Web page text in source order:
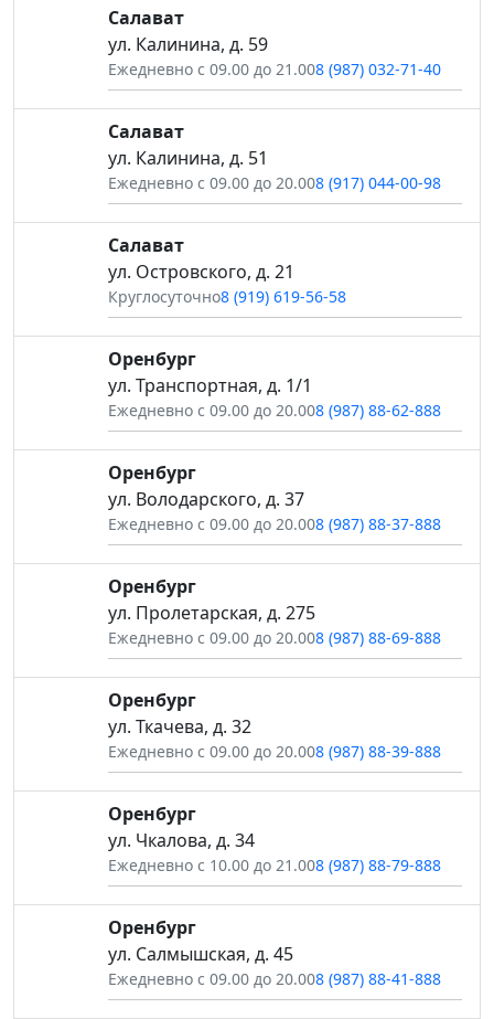
Салават
ул. Калинина, д. 59
Ежедневно с 09.00 до 21.008 (987) 032-71-40
Салават
ул. Калинина, д. 51
Ежедневно с 09.00 до 20.008 (917) 044-00-98
Салават
ул. Островского, д. 21
Круглосуточно8 (919) 619-56-58
Оренбург
ул. Транспортная, д. 1/1
Ежедневно с 09.00 до 20.008 (987) 88-62-888
Оренбург
ул. Володарского, д. 37
Ежедневно с 09.00 до 20.008 (987) 88-37-888
Оренбург
ул. Пролетарская, д. 275
Ежедневно с 09.00 до 20.008 (987) 88-69-888
Оренбург
ул. Ткачева, д. 32
Ежедневно с 09.00 до 20.008 (987) 88-39-888
Оренбург
ул. Чкалова, д. 34
Ежедневно с 10.00 до 21.008 (987) 88-79-888
Оренбург
ул. Салмышская, д. 45
Ежедневно с 09.00 до 20.008 (987) 88-41-888